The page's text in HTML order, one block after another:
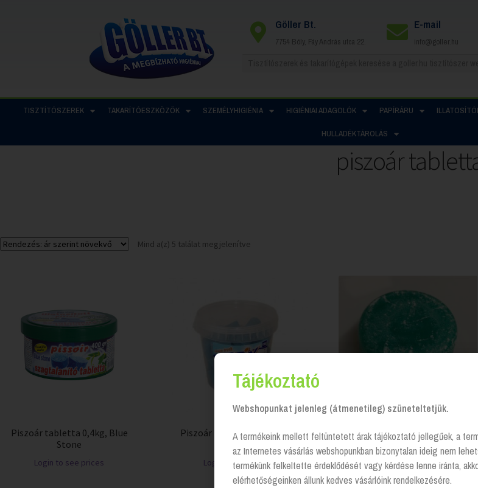
Göller Bt.
7754 Bóly, Fáy András utca 22.
E-mail
info@goller.hu
TISZTÍTÓSZEREK TAKARÍTÓESZKÖZÖK SZEMÉLYHIGIÉNIA HIGIÉNIAI ADAGOLÓK PAPÍRÁRU
HULLADÉKTÁROLÁS
piszoár
Mind a(z) 5 találat megjelenítve
Piszoár tabletta 0,4kg, Blue
Stone
Login to see prices
Piszoár tabletta 1kg, Ocean
Login to see prices
Piszoár tabletta 1kg, Fenyő
Login to see prices
Tájékoztató
Webshopunkat jelenleg (átmenetileg) szüneteltetjük.
A termékeink mellett feltüntetett árak tájékoztató jellegűek, a
az Internetes vásárlás webshopunkban bizonytalan ideig nem
termékünk felkeltette érdeklődését vagy kérdése lenne iránta,
elérhetőségeinken állunk kedves vásárlóink rendelkezésére.